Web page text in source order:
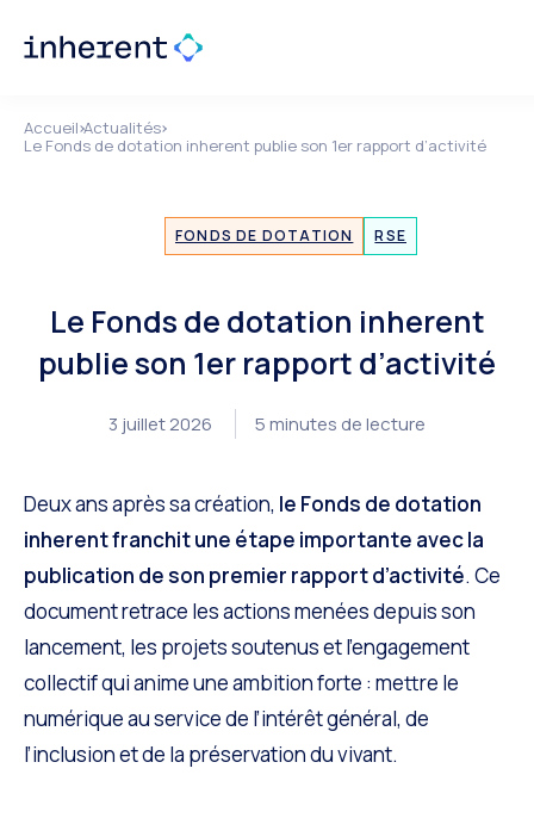
Accueil Actualités
Le Fonds de dotation inherent publie son 1er rapport d’activité
FONDS DE DOTATION RSE
Le Fonds de dotation inherent
publie son 1er rapport d’activité
3 juillet 2026 5 minutes de lecture
Deux ans après sa création, le Fonds de dotation
inherent franchit une étape importante avec la
publication de son premier rapport d’activité. Ce
document retrace les actions menées depuis son
lancement, les projets soutenus et l’engagement
collectif qui anime une ambition forte : mettre le
numérique au service de l’intérêt général, de
l’inclusion et de la préservation du vivant.